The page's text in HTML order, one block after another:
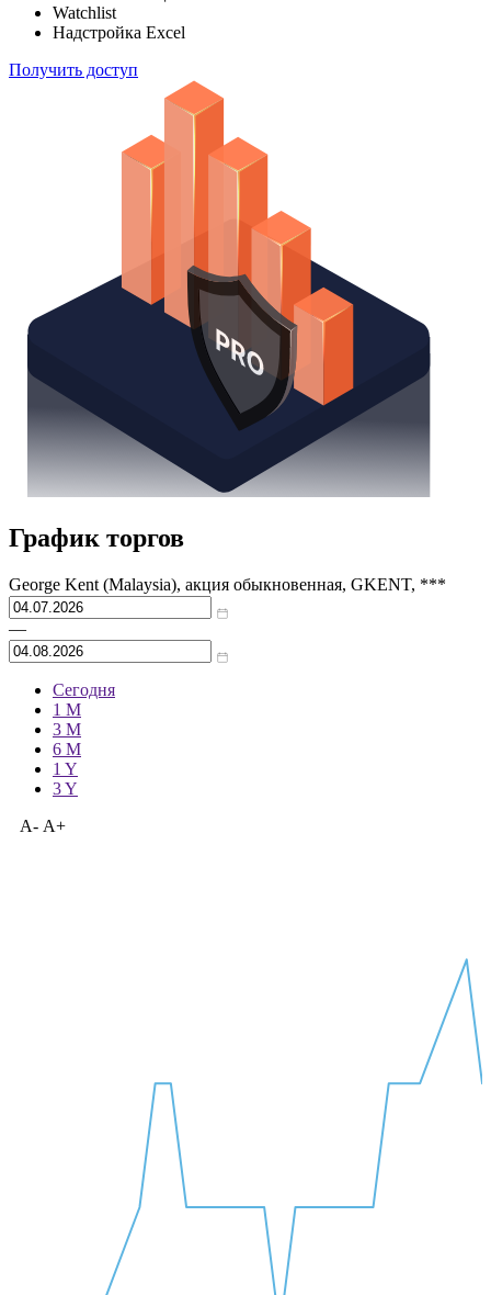
Отслеживайте свой портфель наиболее эффективным
способом
Поиск облигаций
Надстройка Excel
Получить доступ
График торгов
George Kent (Malaysia), акция обыкновенная, GKENT, ***
Сегодня
1 M
6 M